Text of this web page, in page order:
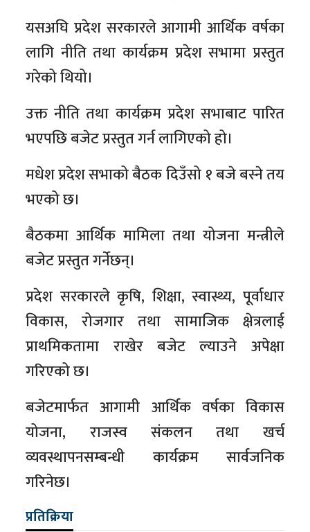
यसअघि प्रदेश सरकारले आगामी आर्थिक वर्षका
लागि नीति तथा कार्यक्रम प्रदेश सभामा प्रस्तुत
गरेको थियो।
उक्त नीति तथा कार्यक्रम प्रदेश सभाबाट पारित
भएपछि बजेट प्रस्तुत गर्न लागिएको हो।
मधेश प्रदेश सभाको बैठक दिउँसो १ बजे बस्ने तय
भएको छ।
बैठकमा आर्थिक मामिला तथा योजना मन्त्रीले
बजेट प्रस्तुत गर्नेछन्।
प्रदेश सरकारले कृषि, शिक्षा, स्वास्थ्य, पूर्वाधार
विकास, रोजगार तथा सामाजिक क्षेत्रलाई
प्राथमिकतामा राखेर बजेट ल्याउने अपेक्षा
गरिएको छ।
बजेटमार्फत आगामी आर्थिक वर्षका विकास
योजना, राजस्व संकलन तथा खर्च
व्यवस्थापनसम्बन्धी कार्यक्रम सार्वजनिक
गरिनेछ।
प्रतिक्रिया